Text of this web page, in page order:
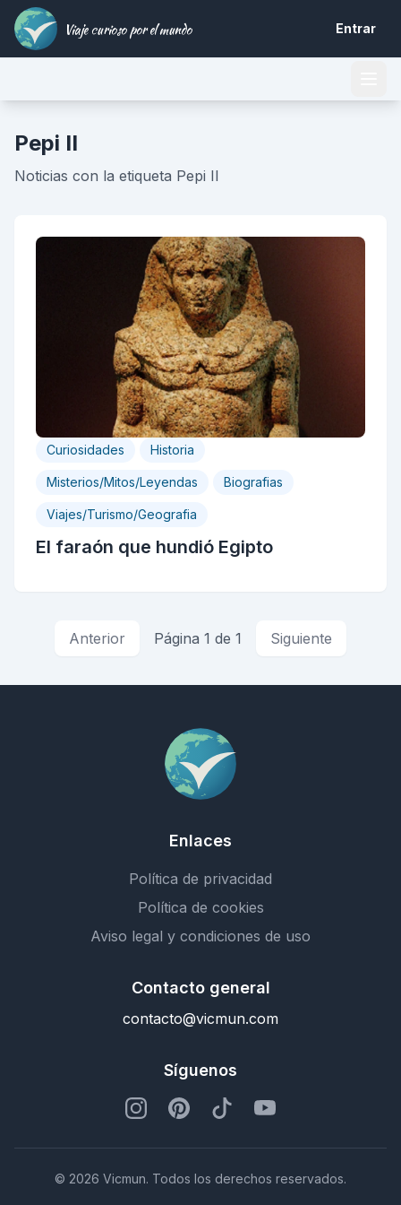
Viaje curioso por el mundo Entrar
Pepi II
Noticias con la etiqueta Pepi II
Curiosidades Historia
Misterios/Mitos/Leyendas Biografias
Viajes/Turismo/Geografia
El faraón que hundió Egipto
Anterior Página 1 de 1 Siguiente
Enlaces
Política de privacidad
Política de cookies
Aviso legal y condiciones de uso
Contacto general
contacto@vicmun.com
Síguenos
© 2026 Vicmun. Todos los derechos reservados.